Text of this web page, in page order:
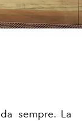
sempre. La